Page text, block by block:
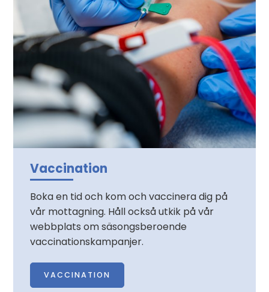
Vaccination
Boka en tid och kom och vaccinera dig på
vår mottagning. Håll också utkik på vår
webbplats om säsongsberoende
vaccinationskampanjer.
VACCINATION